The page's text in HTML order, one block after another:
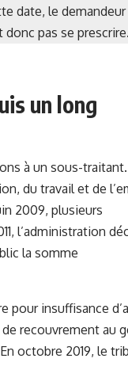
date, le demandeur
pas se prescrire.
un long
à un sous-traitant.
du travail et de
2009, plusieurs
l’administration
la somme
pour insuffisance
recouvrement au
octobre 2019, le